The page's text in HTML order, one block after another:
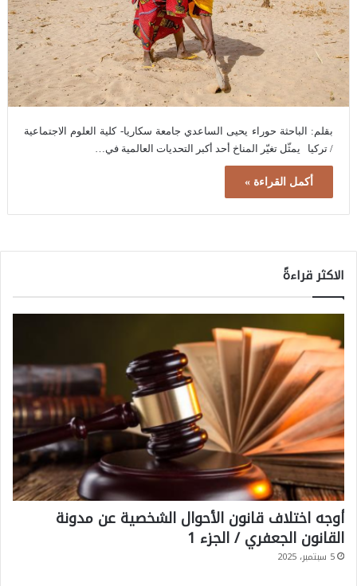
بقلم: الباحثة حوراء يحيى الساعدي جامعة سكاريا- كلية العلوم الاجتماعية
/ تركيا يمثّل تغيّر المناخ أحد أكبر التحديات العالمية في…
أكمل القراءة »
الاكثر قراءةً
أوجه اختلاف قانون الأحوال الشخصية عن مدونة
القانون الجعفري / الجزء 1
5 سبتمبر، 2025